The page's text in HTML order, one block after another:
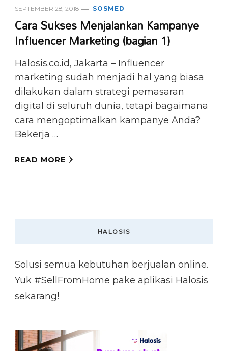
SEPTEMBER 28, 2018 SOSMED
Cara Sukses Menjalankan Kampanye
Influencer Marketing (bagian 1)
Halosis.co.id, Jakarta – Influencer
marketing sudah menjadi hal yang biasa
dilakukan dalam strategi pemasaran
digital di seluruh dunia, tetapi bagaimana
cara mengoptimalkan kampanye Anda?
Bekerja …
READ MORE
HALOSIS
Solusi semua kebutuhan berjualan online.
Yuk #SellFromHome pake aplikasi Halosis
sekarang!